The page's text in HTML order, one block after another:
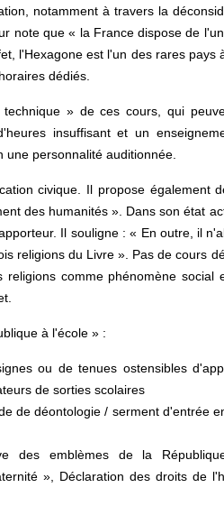
notamment à travers la
note que « la France dispose de
l'Hexagone est l'un des rares pays
dédiés.
» de ces cours, qui
insuffisant et un
personnalité auditionnée.
civique. Il propose également
des humanités ». Dans son état
Il souligne : « En outre, il
religions du Livre ». Pas de cours
comme phénomène
à l'école » :
ou de tenues ostensibles
de sorties scolaires
de déontologie / serment d'entrée
des emblèmes de la
», Déclaration des droits de